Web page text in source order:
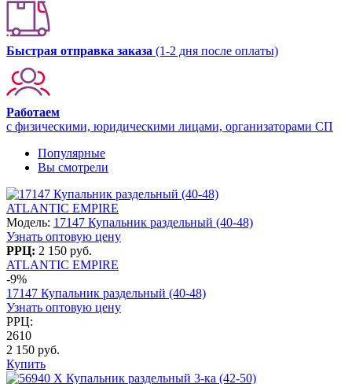
Быстрая отправка заказа (1-2 дня после оплаты)
Работаем
с физическими, юридическими лицами, организаторами СП
Популярные
Вы смотрели
ATLANTIC EMPIRE
Модель: 17147 Купальник раздельный (40-48)
Узнать оптовую цену
РРЦ: 2 150 руб.
ATLANTIC EMPIRE
-9%
17147 Купальник раздельный (40-48)
Узнать оптовую цену
РРЦ:
2610
2 150 руб.
Купить